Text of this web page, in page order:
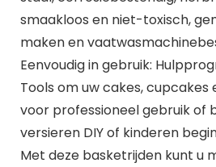
smaakloos en niet-toxisch,
maken en
Eenvoudig in gebruik:
Tools om uw cakes, cupcakes
voor professioneel gebruik of
versieren DIY of kinderen
Met deze basketrijden kunt u